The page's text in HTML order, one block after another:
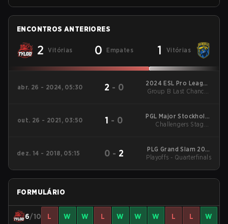
ENCONTROS ANTERIORES
2 Vitórias 0 Empates 1 Vitórias
abr. 26 - 2024, 05:30 2 - 0
2024 ESL Pro League
Season 19
Group B Last Chance -
out. 26 - 2021, 03:50
1 - 0
PGL Major Stockholm
2021 Main Event
Challengers Stage -
dez. 14 - 2018, 05:15 0 - 2
PLG Grand Slam 2018
Main Event
Playoffs - Quarterfinals
FORMULÁRIO
6/10 L W W L W W W L L W